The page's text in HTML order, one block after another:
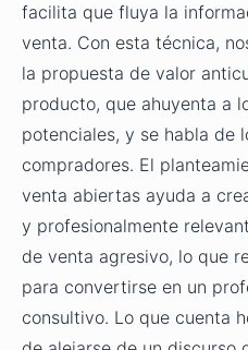
facilita que fluya la
venta. Con esta técnica,
la propuesta de valor
producto, que ahuyenta a
potenciales, y se habla de
compradores. El
venta abiertas ayuda a
y profesionalmente
de venta agresivo, lo que
para convertirse en un
consultivo. Lo que cuenta